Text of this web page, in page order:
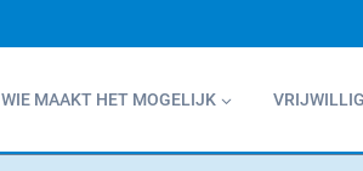
WIE MAAKT HET MOGELIJK